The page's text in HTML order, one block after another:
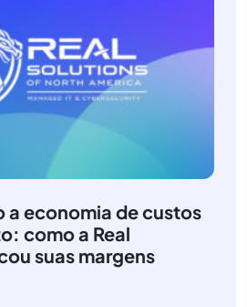
a economia de custos
como a Real
suas margens